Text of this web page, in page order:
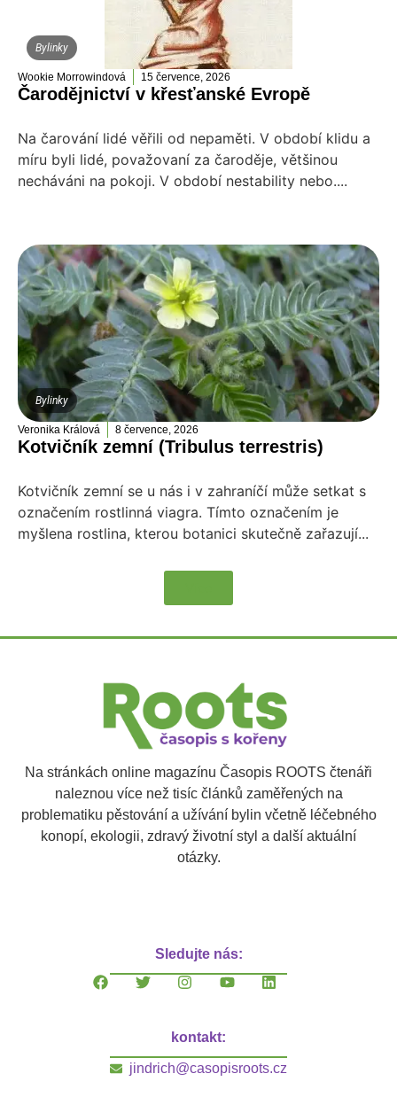
Bylinky
Wookie Morrowindová 15 července, 2026
Čarodějnictví v křesťanské Evropě
Na čarování lidé věřili od nepaměti. V období klidu a
míru byli lidé, považovaní za čaroděje, většinou
necháváni na pokoji. V období nestability nebo....
Bylinky
Veronika Králová 8 července, 2026
Kotvičník zemní (Tribulus terrestris)
Kotvičník zemní se u nás i v zahraníčí může setkat s
označením rostlinná viagra. Tímto označením je
myšlena rostlina, kterou botanici skutečně zařazují...
Na stránkách online magazínu Časopis ROOTS čtenáři
naleznou více než tisíc článků zaměřených na
problematiku pěstování a užívání bylin včetně léčebného
konopí, ekologii, zdravý životní styl a další aktuální
otázky.
Sledujte nás:
kontakt:
jindrich@casopisroots.cz